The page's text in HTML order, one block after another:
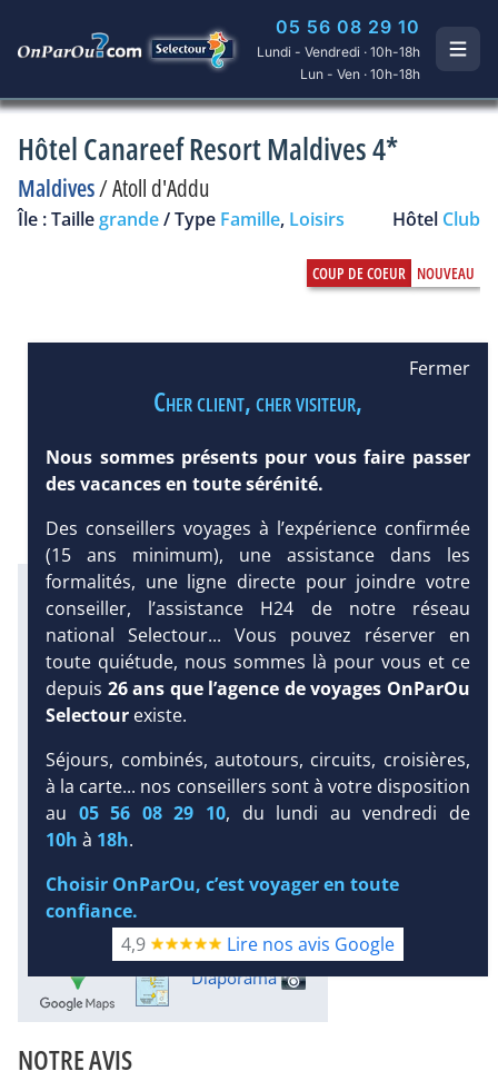
05 56 08 29 10
Lundi - Vendredi · 10h-18h
Lun - Ven · 10h-18h
Hôtel Canareef Resort Maldives 4*
Maldives/Atoll d'Addu
Île : Taillegrande/ Type Famille, Loisirs Hôtel Club
DEMANDE
D’INFORMATIONS
Infos météo :
29 °C
160 mm
29 °C
Infos plages :
Dist.
Distance :
< 100 m
Long.
Longueur :
5.9 km
Esp.
Espace:
Équipement :
271
Tx :46 % Tx :34 %
Snorkeling :
Détails
Détails
Excursions :
Diaporama
NOTRE AVIS
Fermer
Cher client, cher visiteur,
Nous sommes présents pour vous faire passer
des vacances en toute sérénité.
Des conseillers voyages à l’expérience confirmée
(15 ans minimum), une assistance dans les
formalités, une ligne directe pour joindre votre
conseiller, l’assistance H24 de notre réseau
national Selectour... Vous pouvez réserver en
toute quiétude, nous sommes là pour vous et ce
depuis 26 ans que l’agence de voyages OnParOu
Selectour existe.
Séjours, combinés, autotours, circuits, croisières,
à la carte... nos conseillers sont à votre disposition
au 05 56 08 29 10, du lundi au vendredi de
10h à 18h.
Choisir OnParOu, c’est voyager en toute
confiance.
4,9
Lire nos avis Google